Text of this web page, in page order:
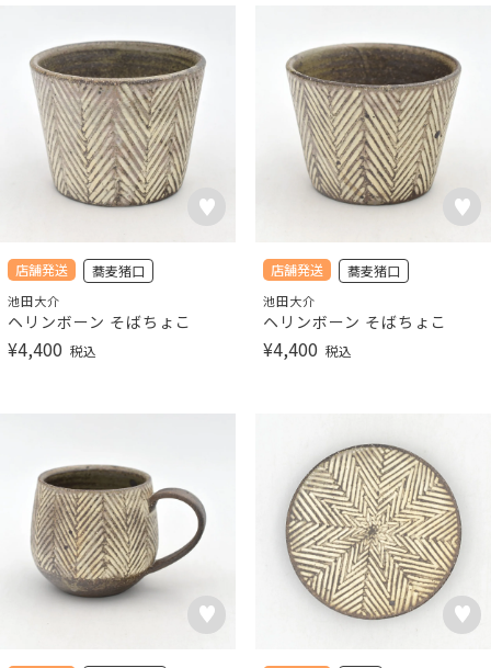
店舗発送 蕎麦猪口
池田大介
ヘリンボーン そばちょこ
¥4,400 税込
店舗発送 蕎麦猪口
池田大介
ヘリンボーン そばちょこ
¥4,400 税込